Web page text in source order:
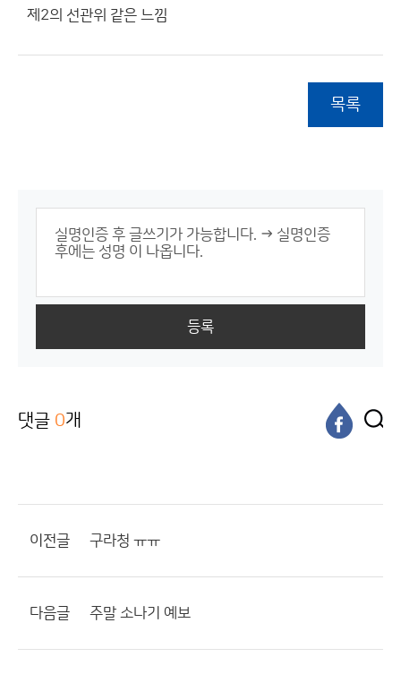
제2의 선관위 같은 느낌
목록
등록
댓글 0개
이전글 구라청 ㅠㅠ
다음글 주말 소나기 예보